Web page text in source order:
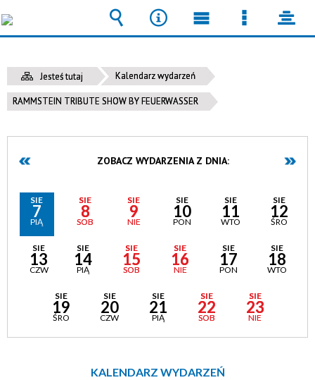
Jesteś tutaj Kalendarz wydarzeń
RAMMSTEIN TRIBUTE SHOW BY FEUERWASSER
ZOBACZ WYDARZENIA Z DNIA:
SIE
7
PIĄ
SIE
8
SOB
SIE
9
NIE
SIE
10
PON
SIE
11
WTO
SIE
12
ŚRO
SIE
13
CZW
SIE
14
PIĄ
SIE
15
SOB
SIE
16
NIE
SIE
17
PON
SIE
18
WTO
SIE
19
ŚRO
SIE
20
CZW
SIE
21
PIĄ
SIE
22
SOB
SIE
23
NIE
KALENDARZ WYDARZEŃ
Wyszukiwarka
Narzędzia
MenuMenu